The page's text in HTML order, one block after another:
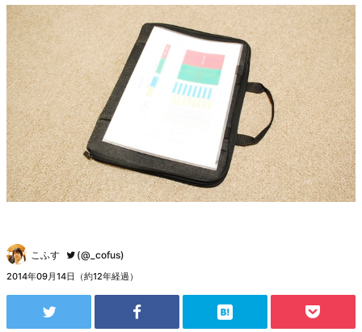
こふす (@_cofus)
2014年09月14日（約12年経過）